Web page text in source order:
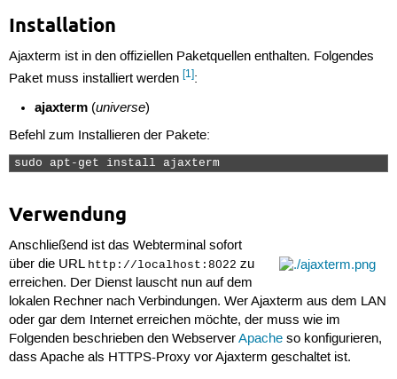
Installation
Ajaxterm ist in den offiziellen Paketquellen enthalten. Folgendes
Paket muss installiert werden [1]:
ajaxterm (universe)
Befehl zum Installieren der Pakete:
sudo apt-get install ajaxterm
Verwendung
Anschließend ist das Webterminal sofort
über die URL http://localhost:8022 zu
erreichen. Der Dienst lauscht nun auf dem
lokalen Rechner nach Verbindungen. Wer Ajaxterm aus dem LAN
oder gar dem Internet erreichen möchte, der muss wie im
Folgenden beschrieben den WebserverApacheso konfigurieren,
dass Apache als HTTPS-Proxy vor Ajaxterm geschaltet ist.